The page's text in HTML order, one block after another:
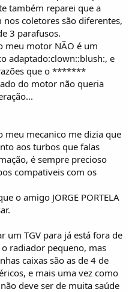
também reparei que a
coletores são diferentes,
3 parafusos.
meu motor NÃO é um
adaptado:clown::blush:, e
que o *******
do motor não queria
mecanico me dizia que
aos turbos que falas
é sempre precioso
compativeis com os
o amigo JORGE PORTELA
um TGV para já está fora de
radiador pequeno, mas
caixas são as de 4 de
e mais uma vez como
deve ser de muita saúde